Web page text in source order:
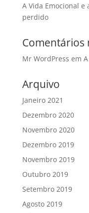
A Vida Emocional
perdido
Comentários
Mr WordPress em
Arquivo
Janeiro 2021
Dezembro 2020
Novembro 2020
Dezembro 2019
Novembro 2019
Outubro 2019
Setembro 2019
Agosto 2019